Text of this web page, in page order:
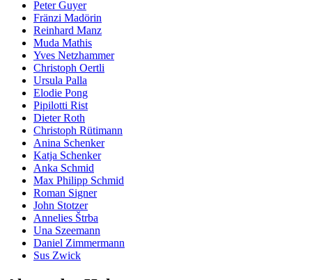
Peter Guyer
Fränzi Madörin
Reinhard Manz
Muda Mathis
Yves Netzhammer
Christoph Oertli
Ursula Palla
Elodie Pong
Pipilotti Rist
Dieter Roth
Christoph Rütimann
Anina Schenker
Katja Schenker
Anka Schmid
Max Philipp Schmid
Roman Signer
John Stotzer
Annelies Štrba
Una Szeemann
Daniel Zimmermann
Sus Zwick